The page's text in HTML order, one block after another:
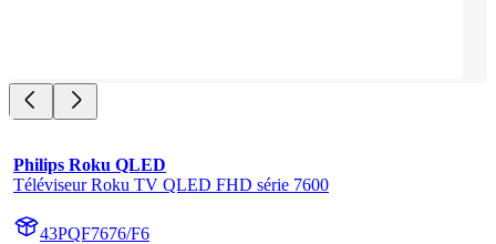
Philips Roku QLED
Téléviseur Roku TV QLED FHD série 7600
43PQF7676/F6